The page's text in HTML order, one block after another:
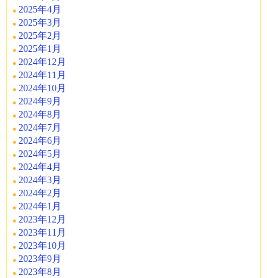
2025年4月
2025年3月
2025年2月
2025年1月
2024年12月
2024年11月
2024年10月
2024年9月
2024年8月
2024年7月
2024年6月
2024年5月
2024年4月
2024年3月
2024年2月
2024年1月
2023年12月
2023年11月
2023年10月
2023年9月
2023年8月